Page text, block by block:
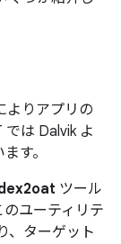
よりアプリの
は Dalvik よ
す。
ツール
ユーティリテ
、ターゲット